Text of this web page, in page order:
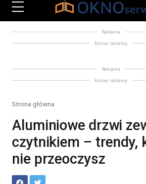
Reklama
Koniec reklamy
Reklama
Koniec reklamy
Strona główna
Aluminiowe drzwi
czytnikiem – trendy,
nie przeoczysz